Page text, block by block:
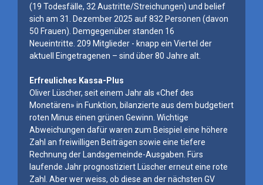
(19 Todesfälle, 32 Austritte/Streichungen) und belief
sich am 31. Dezember 2025 auf 832 Personen (davon
50 Frauen). Demgegenüber standen 16
Neueintritte. 209 Mitglieder - knapp ein Viertel der
aktuell Eingetragenen – sind über 80 Jahre alt.
Erfreuliches Kassa-Plus
Oliver Lüscher, seit einem Jahr als «Chef des
Monetären» in Funktion, bilanzierte aus dem budgetiert
roten Minus einen grünen Gewinn. Wichtige
Abweichungen dafür waren zum Beispiel eine höhere
Zahl an freiwilligen Beiträgen sowie eine tiefere
Rechnung der Landsgemeinde-Ausgaben. Fürs
laufende Jahr prognostiziert Lüscher erneut eine rote
Zahl. Aber wer weiss, ob diese an der nächsten GV